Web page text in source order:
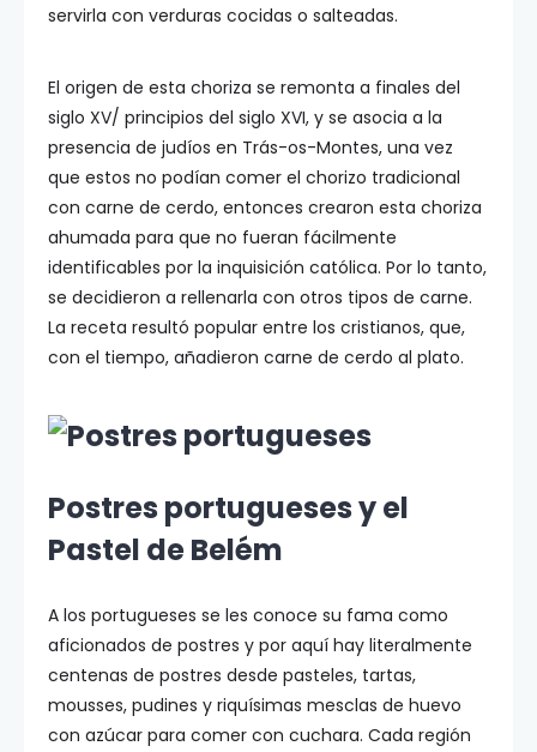
servirla con verduras cocidas o salteadas.
El origen de esta choriza se remonta a finales del
siglo XV/ principios del siglo XVI, y se asocia a la
presencia de judíos en Trás-os-Montes, una vez
que estos no podían comer el chorizo tradicional
con carne de cerdo, entonces crearon esta choriza
ahumada para que no fueran fácilmente
identificables por la inquisición católica. Por lo tanto,
se decidieron a rellenarla con otros tipos de carne.
La receta resultó popular entre los cristianos, que,
con el tiempo, añadieron carne de cerdo al plato.
Postres portugueses y el
Pastel de Belém
A los portugueses se les conoce su fama como
aficionados de postres y por aquí hay literalmente
centenas de postres desde pasteles, tartas,
mousses, pudines y riquísimas mesclas de huevo
con azúcar para comer con cuchara. Cada región